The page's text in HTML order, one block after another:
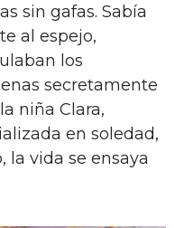
sin gafas. Sabía
al espejo,
los
secretamente
niña Clara,
en soledad,
la vida se ensaya